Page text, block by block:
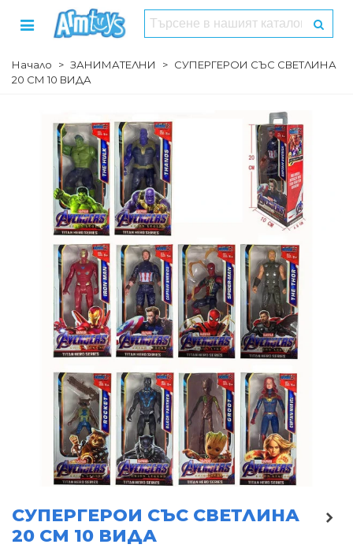
Начало > ЗАНИМАТЕЛНИ > СУПЕРГЕРОИ СЪС СВЕТЛИНА
20 СМ 10 ВИДА
СУПЕРГЕРОИ СЪС СВЕТЛИНА
20 СМ 10 ВИДА